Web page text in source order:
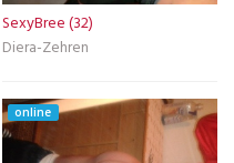
SexyBree (32)
Diera-Zehren
online